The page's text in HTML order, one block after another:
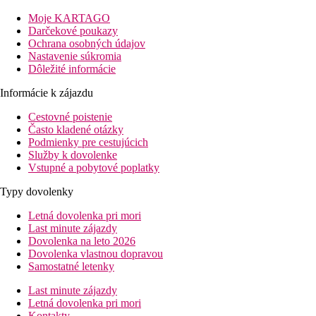
Vybavenie
208 izieb, 6 poschodí, vstupná hala s recepciou, výťahy,
reštaurácia a bar. Vonku bazén, jacuzzi, bar, terasa s lehátkami a
slnečníkmi zdarma, osušky za kauciu (výmena za poplatok).
Dvojlôžková izba:kúpeľňa/WC (sušič vlasov), klimatizácia,
telefón, TV/sat., chladnička, trezor za poplatok, balkón alebo
terasa.
Zábava
Pravidelne večerný zábavný program.
Stravovanie
Raňajky formou bufetu. Možnosť dokúpenia večere formou
bufetu alebo programu all inclusive.
Pláž
Malá skalnatá zátoka Cala Lliteras priamo pri hoteli, prístup po
Moje KARTAGO
Darčekové poukazy
Ochrana osobných údajov
Nastavenie súkromia
Dôležité informácie
Informácie k zájazdu
Cestovné poistenie
Často kladené otázky
Podmienky pre cestujúcich
Služby k dovolenke
Vstupné a pobytové poplatky
Typy dovolenky
Letná dovolenka pri mori
Last minute zájazdy
Dovolenka na leto 2026
Dovolenka vlastnou dopravou
Samostatné letenky
Last minute zájazdy
Letná dovolenka pri mori